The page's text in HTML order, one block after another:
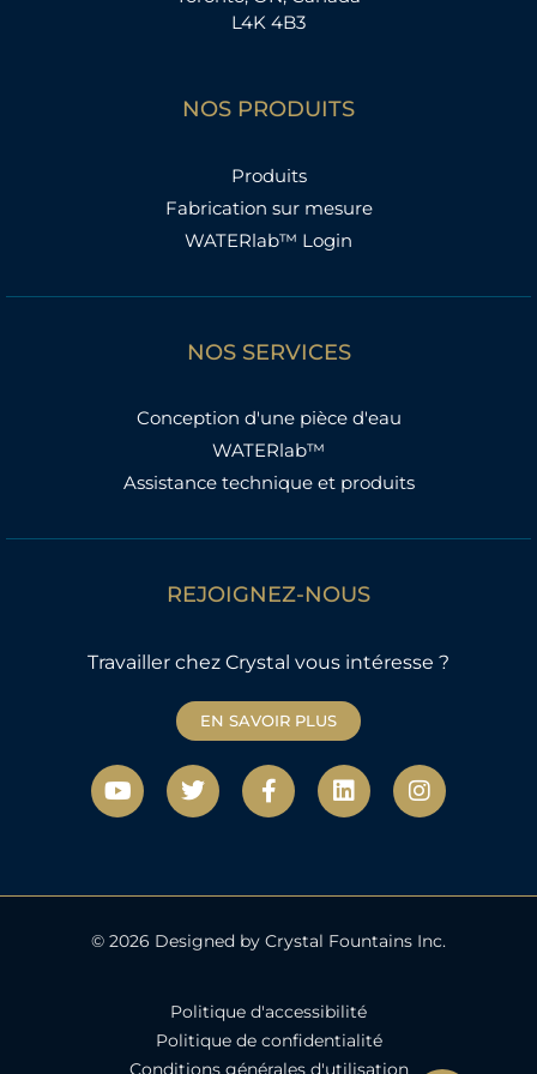
L4K 4B3
NOS PRODUITS
Produits
Fabrication sur mesure
WATERlab™ Login
NOS SERVICES
Conception d'une pièce d'eau
WATERlab™
Assistance technique et produits
REJOIGNEZ-NOUS
Travailler chez Crystal vous intéresse ?
EN SAVOIR PLUS
Y
o
u
b
T
w
i
e
F
a
c
o
k
L
i
n
d
n
I
n
s
g
a
© 2026 Designed by Crystal Fountains Inc.
Politique d'accessibilité
Politique de confidentialité
Conditions générales d'utilisation